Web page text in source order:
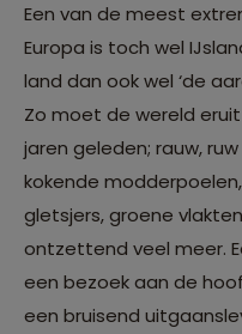
Een van de meest
Europa is toch wel
land dan ook wel ‘de
Zo moet de wereld
jaren geleden; rauw,
kokende
gletsjers, groene
ontzettend veel meer.
een bezoek aan de
een bruisend